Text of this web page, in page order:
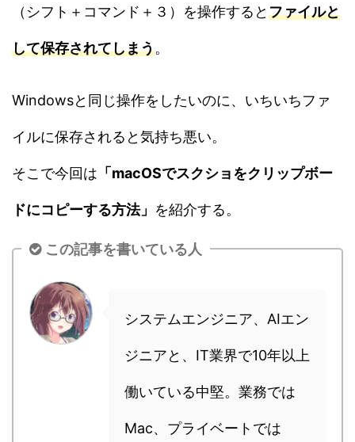
（シフト＋コマンド＋３）を操作するとファイルと
して保存されてしまう。
Windowsと同じ操作をしたいのに、いちいちファ
イルに保存されると気持ち悪い。
そこで今回は 「macOSでスクショをクリップボー
ドにコピーする方法」 を紹介する。
この記事を書いている人
システムエンジニア、AIエン
ジニアと、IT業界で10年以上
働いている中堅。業務では
Mac、プライベートでは